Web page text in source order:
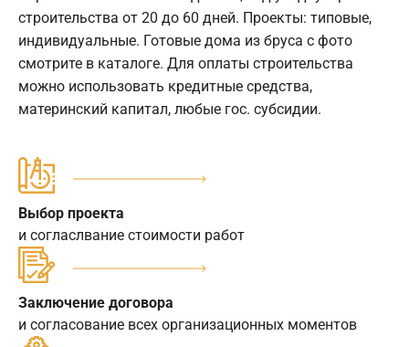
строительства от 20 до 60 дней. Проекты: типовые,
индивидуальные. Готовые дома из бруса с фото
смотрите в каталоге. Для оплаты строительства
можно использовать кредитные средства,
материнский капитал, любые гос. субсидии.
Выбор проекта
и согласлвание стоимости работ
Заключение договора
и согласование всех организационных моментов